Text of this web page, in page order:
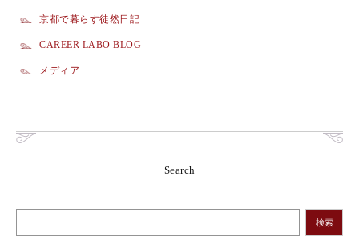
京都で暮らす徒然日記
CAREER LABO BLOG
メディア
Search
検索